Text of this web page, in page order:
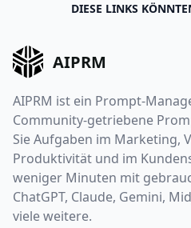
DIESE LINKS
AIPRM
AIPRM ist ein Prompt-
Community-getriebene
Sie Aufgaben im Marketing,
Produktivität und im
weniger Minuten mit
ChatGPT, Claude, Gemini,
viele weitere.